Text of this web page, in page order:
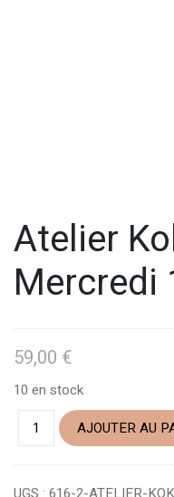
Atelier
59,00 €
10 en stock
AJOUTER AU
UGS : 616-2-ATELIER-